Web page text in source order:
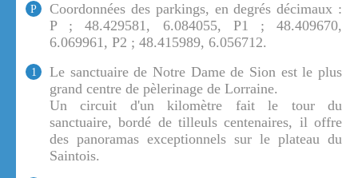
P
Coordonnées des parkings, en degrés décimaux :
P ; 48.429581, 6.084055, P1 ; 48.409670,
6.069961, P2 ; 48.415989, 6.056712.
1
Le sanctuaire de Notre Dame de Sion est le plus
grand centre de pèlerinage de Lorraine.
Un circuit d'un kilomètre fait le tour du
sanctuaire, bordé de tilleuls centenaires, il offre
des panoramas exceptionnels sur le plateau du
Saintois.